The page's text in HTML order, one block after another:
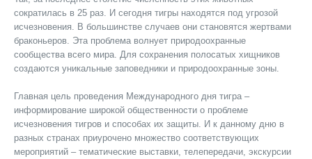
сократилась в 25 раз. И сегодня тигры находятся под угрозой
исчезновения. В большинстве случаев они становятся жертвами
браконьеров. Эта проблема волнует природоохранные
сообщества всего мира. Для сохранения полосатых хищников
создаются уникальные заповедники и природоохранные зоны.
Главная цель проведения Международного дня тигра –
информирование широкой общественности о проблеме
исчезновения тигров и способах их защиты. И к данному дню в
разных странах приурочено множество соответствующих
мероприятий – тематические выставки, телепередачи, экскурсии